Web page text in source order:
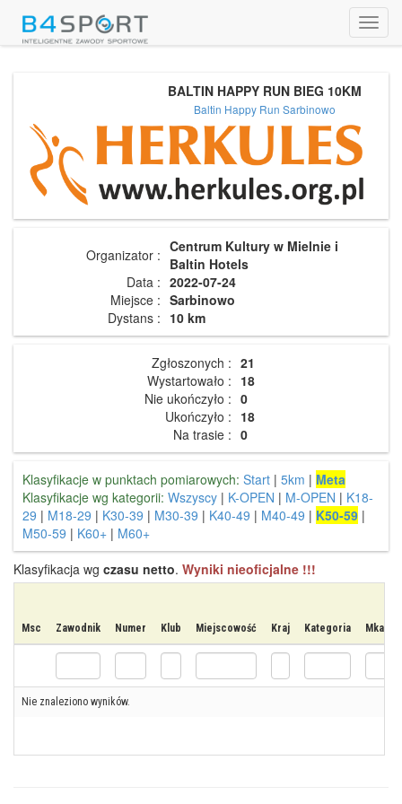
BALTIN HAPPY RUN BIEG 10KM
Baltin Happy Run Sarbinowo
Organizator : Centrum Kultury w Mielnie i
Baltin Hotels
Data : 2022-07-24
Miejsce : Sarbinowo
Dystans : 10 km
Zgłoszonych : 21
Wystartowało : 18
Nie ukończyło : 0
Ukończyło : 18
Na trasie : 0
Klasyfikacje w punktach pomiarowych: Start | 5km | Meta
Klasyfikacje wg kategorii: Wszyscy | K-OPEN | M-OPEN | K18-
29 | M18-29 | K30-39 | M30-39 | K40-49 | M40-49 | K50-59 |
M50-59 | K60+ | M60+
Klasyfikacja wg czasu netto. Wyniki nieoficjalne !!!
Msc Zawodnik Numer Klub Miejscowość Kraj Kategoria Mkat
Nie znaleziono wyników.